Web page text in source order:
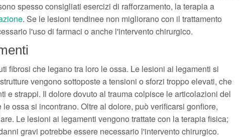
spesso consigliati esercizi di rafforzamento, la terapia a
. Se le lesioni tendinee non migliorano con il trattamento
l'uso di farmaci o anche l'intervento chirurgico.
fibrosi che legano tra loro le ossa. Le lesioni ai legamenti si
vengono sottoposte a tensioni o sforzi troppo elevati, che
e strappi. Il dolore dovuto al trauma colpisce le articolazioni del
ossa si incontrano. Oltre al dolore, può verificarsi gonfiore,
Le lesioni ai legamenti vengono trattate con la terapia fisica;
gravi potrebbe essere necessario l'intervento chirurgico.